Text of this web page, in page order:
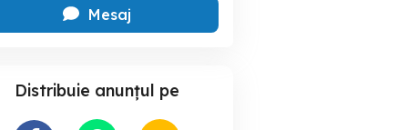
Mesaj
Distribuie anunțul pe